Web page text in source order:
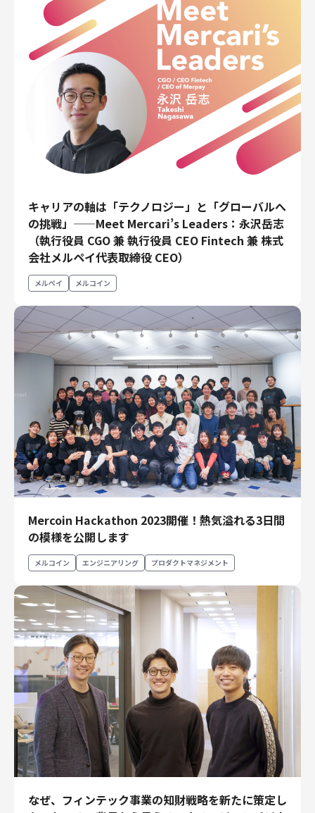
キャリアの軸は「テクノロジー」と「グローバルへ
の挑戦」——Meet Mercari’s Leaders：永沢岳志
（執行役員 CGO 兼 執行役員 CEO Fintech 兼 株式
会社メルペイ代表取締役 CEO）
メルペイ メルコイン
Mercoin Hackathon 2023開催！熱気溢れる3日間
の模様を公開します
メルコイン エンジニアリング プロダクトマネジメント
なぜ、フィンテック事業の知財戦略を新たに策定し